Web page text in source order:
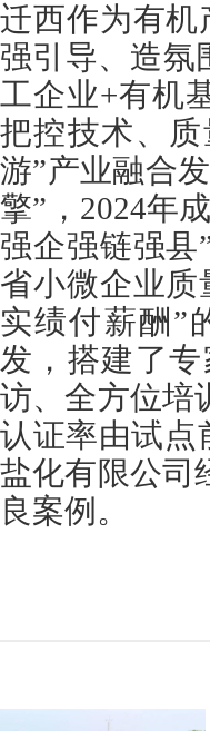
迁西作为有机
强引导、造氛
工企业+有机
把控技术、
游”产业融合
擎”，2024年
强企强链强县
省小微企业质
实绩付薪酬”
发，搭建了
访、全方位培
认证率由试点
盐化有限公司
良案例。